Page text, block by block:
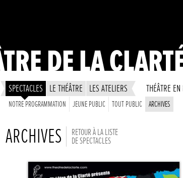
DE LA
SPECTACLES
NOTRE PROGRAMMATION JEUNE PUBLIC TOUT PUBLIC ARCHIVES
LE THÉÂTRE LES ATELIERS THÉÂTRE EN
ARCHIVES RETOUR À LA LISTE
DE SPECTACLES